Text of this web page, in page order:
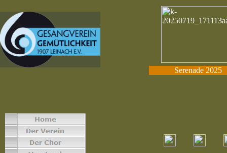
Serenade 2025